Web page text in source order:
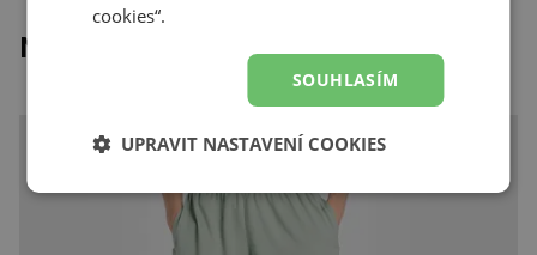
Naposledy prohlížené
cookies“.
SOUHLASÍM
UPRAVIT NASTAVENÍ COOKIES